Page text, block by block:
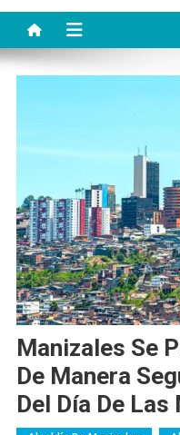
Manizales Se
De Manera
Del Día De Las